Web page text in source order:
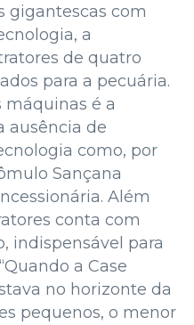
gigantescas com
a
de quatro
para a pecuária.
máquinas é a
ausência de
como, por
Sançana
Além
conta com
indispensável para
a Case
no horizonte da
pequenos, o menor